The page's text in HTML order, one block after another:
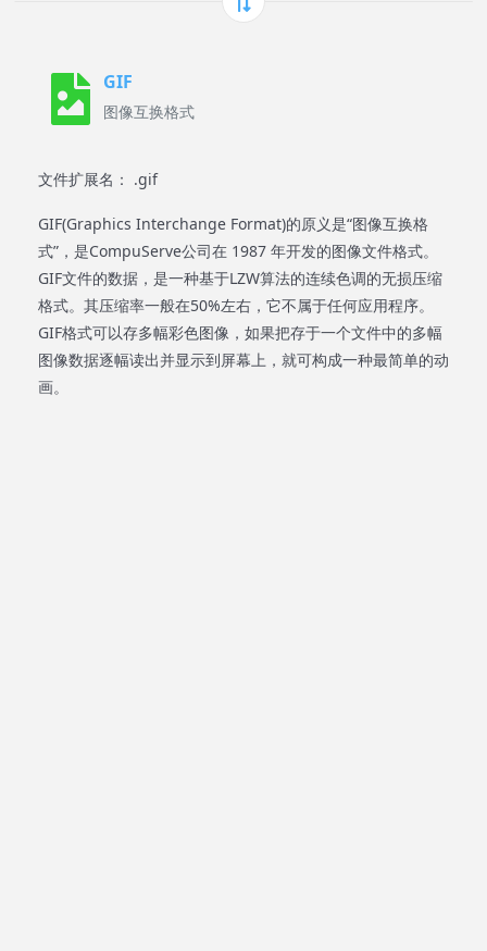
GIF
图像互换格式
文件扩展名： .gif
GIF(Graphics Interchange Format)的原义是“图像互换格
式”，是CompuServe公司在 1987 年开发的图像文件格式。
GIF文件的数据，是一种基于LZW算法的连续色调的无损压缩
格式。其压缩率一般在50%左右，它不属于任何应用程序。
GIF格式可以存多幅彩色图像，如果把存于一个文件中的多幅
图像数据逐幅读出并显示到屏幕上，就可构成一种最简单的动
画。